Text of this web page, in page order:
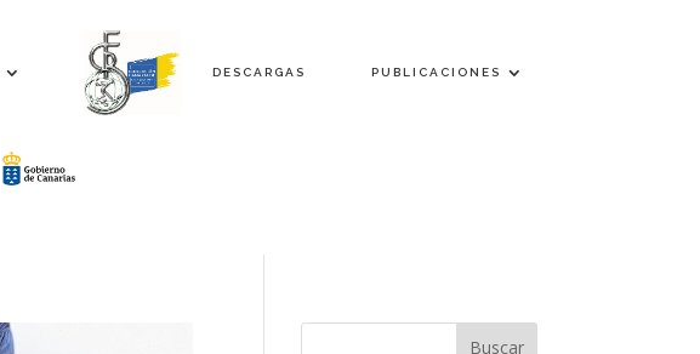
DESCARGAS PUBLICACIONES